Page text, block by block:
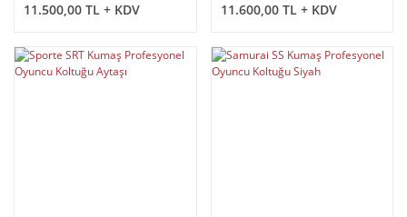
11.500,00 TL + KDV 11.600,00 TL + KDV